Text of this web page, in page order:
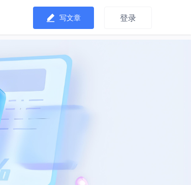
写文章 登录